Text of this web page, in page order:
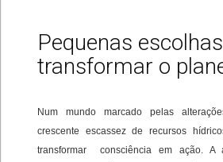
Pequenas
transformar o
Num mundo marcado pelas
crescente escassez de recursos
transformar consciência em ação. A